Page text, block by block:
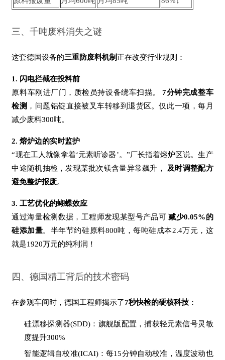
三、千吨废料消失之谜
这套德国设备的三重防废料机制 正在改变行业规则：
1. 闪电拦截在投料前
原料车刚进厂门，质检员持设备绕车扫描。7分钟完成整车
检测 ，问题铝锭直接被叉车转移到退货区。仅此一项，每月
减少废料300吨。
2. 熔炉边的实时监护
“现在工人就像拿着‘元素听诊器’。”厂长指着熔炉区说。生产
中途随机抽检，发现某批次镁含量异常飙升， 及时调整配方
避免整炉报废。
3. 工艺优化的蝴蝶效应
通过海量检测数据，工程师发现某型号产品可减少0.05%的
硅添加量。半年节约硅原料800吨，每吨硅成本2.4万元，这
就是1920万元的纯利润！
四、德国精工背后的技术密码
在参观车间时，德国工程师揭示了7秒快检的硬核科技 ：
硅漂移探测器(SDD)：旗舰版配置，捕获轻元素信号灵敏
度提升300%
智能逻辑自校准(ICAI)：每15分钟自动校准，温度波动也